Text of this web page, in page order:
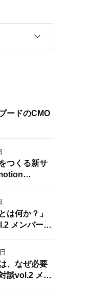
ードのCMO
つくる新サ
選ばれる理
し、マーケ
織に反映す
単価・組織
は何か？」
メンバーズ
、なぜ必要
談vol.2 メン